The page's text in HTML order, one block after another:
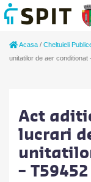
Acasa / Cheltuieli
unitatilor de aer conditionat
Act
lucrari
– T59452